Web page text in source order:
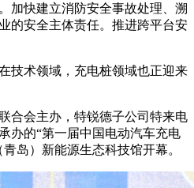
加快建立消防安全事故处理、溯
的安全主体责任。推进跨平台安
技术领域，充电桩领域也正迎来
合会主办，特锐德子公司特来电
办的“第一届中国电动汽车充电
岛）新能源生态科技馆开幕。